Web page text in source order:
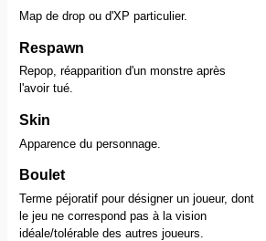
Map de drop ou d'XP particulier.
Respawn
Repop, réapparition d'un monstre après
l'avoir tué.
Skin
Apparence du personnage.
Boulet
Terme péjoratif pour désigner un joueur, dont
le jeu ne correspond pas à la vision
idéale/tolérable des autres joueurs.